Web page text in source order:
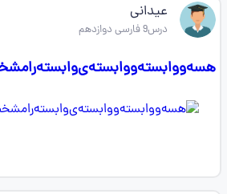
عیدانی
درس9 فارسی دوازدهم